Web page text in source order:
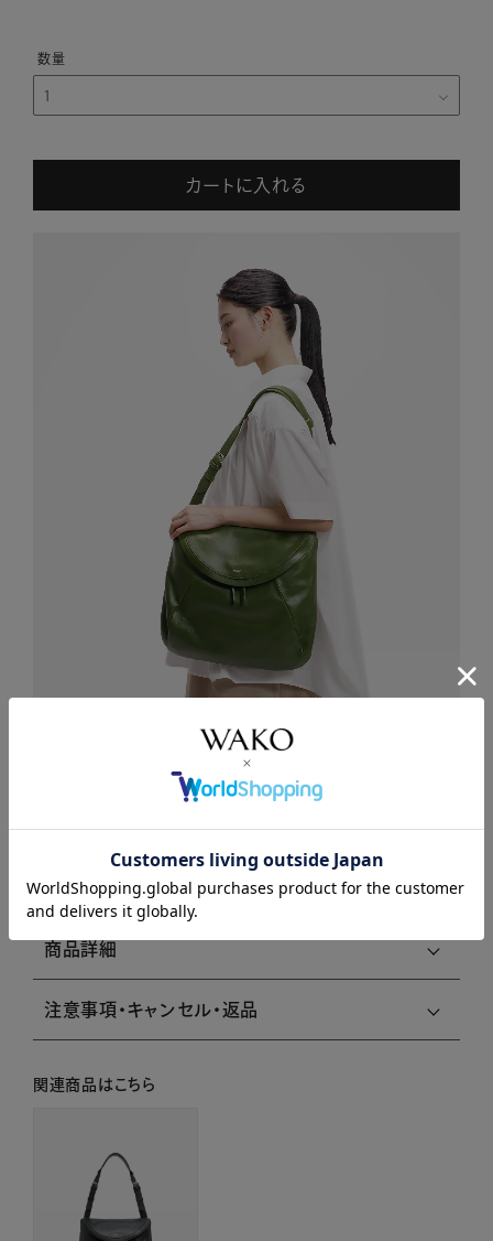
カートに入れる
商品説明
商品詳細
注意事項・キャンセル・返品
関連商品はこちら